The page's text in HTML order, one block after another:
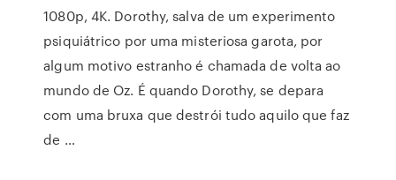
1080p, 4K. Dorothy, salva de um experimento
psiquiátrico por uma misteriosa garota, por
algum motivo estranho é chamada de volta ao
mundo de Oz. É quando Dorothy, se depara
com uma bruxa que destrói tudo aquilo que faz
de …